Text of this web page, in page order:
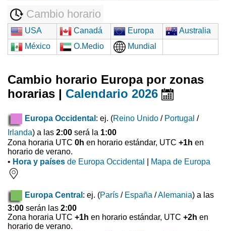
Cambio horario
USA Canadá Europa
Australia
México
O.Medio Mundial
Cambio horario Europa por zonas
horarias | Calendario 2026
Europa Occidental : ej. (Reino Unido / Portugal /
Irlanda) a las 2:00 será la 1:00
Zona horaria UTC 0h en horario estándar, UTC +1h en
horario de verano.
• Hora y países de Europa Occidental Mapa de Europa
Europa Central : ej. (París / España /Alemania) a las
3:00 serán las 2:00
Zona horaria UTC +1h en horario estándar, UTC +2h en
horario de verano.